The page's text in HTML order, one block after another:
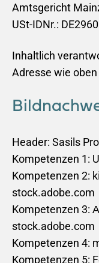
Amtsgericht
USt-IDNr.:
Inhaltlich
Adresse wie oben
Header: Sasils
Kompetenzen 1:
Kompetenzen 2:
stock.adobe.com
Kompetenzen 3:
stock.adobe.com
Kompetenzen 4:
Kompetenzen 5: